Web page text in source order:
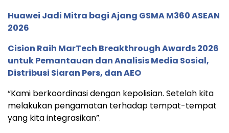
Huawei Jadi Mitra bagi Ajang GSMA M360 ASEAN
2026
Cision Raih MarTech Breakthrough Awards 2026
untuk Pemantauan dan Analisis Media Sosial,
Distribusi Siaran Pers, dan AEO
“Kami berkoordinasi dengan kepolisian. Setelah kita
melakukan pengamatan terhadap tempat-tempat
yang kita integrasikan”.